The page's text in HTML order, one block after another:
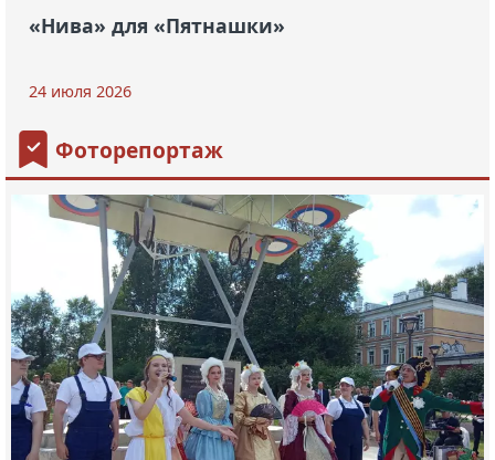
«Нива» для «Пятнашки»
24 июля 2026
Фоторепортаж